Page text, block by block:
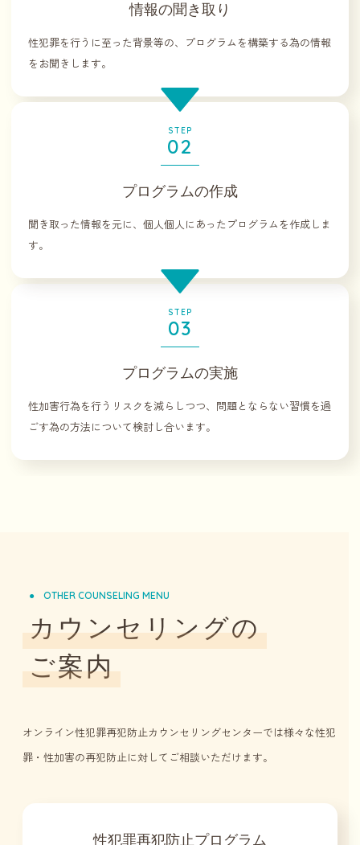
情報の聞き取り
性犯罪を行うに至った背景等の、プログラムを構築する為の情報
をお聞きします。
STEP
02
プログラムの作成
聞き取った情報を元に、個人個人にあったプログラムを作成しま
す。
STEP
03
プログラムの実施
性加害行為を行うリスクを減らしつつ、問題とならない習慣を過
ごす為の方法について検討し合います。
OTHER COUNSELING MENU
カウンセリングの
ご案内
オンライン性犯罪再犯防止カウンセリングセンターでは様々な性犯
罪・性加害の再犯防止に対してご相談いただけます。
性犯罪再犯防止プログラム